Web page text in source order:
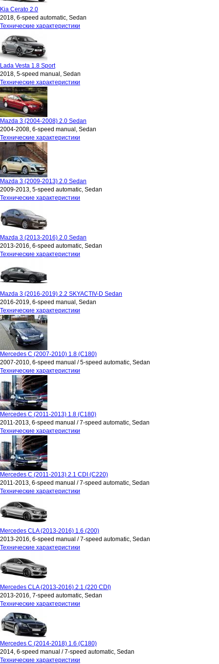
Kia Cerato 2.0
2018, 6-speed automatic, Sedan
Технические характеристики
Lada Vesta 1.8 Sport
2018, 5-speed manual, Sedan
Технические характеристики
Mazda 3 (2004-2008) 2.0 Sedan
2004-2008, 6-speed manual, Sedan
Технические характеристики
Mazda 3 (2009-2013) 2.0 Sedan
2009-2013, 5-speed automatic, Sedan
Технические характеристики
Mazda 3 (2013-2016) 2.0 Sedan
2013-2016, 6-speed automatic, Sedan
Технические характеристики
Mazda 3 (2016-2019) 2.2 SKYACTIV-D Sedan
2016-2019, 6-speed manual, Sedan
Технические характеристики
Mercedes C (2007-2010) 1.8 (C180)
2007-2010, 6-speed manual / 5-speed automatic, Sedan
Технические характеристики
Mercedes C (2011-2013) 1.8 (C180)
2011-2013, 6-speed manual / 7-speed automatic, Sedan
Технические характеристики
Mercedes C (2011-2013) 2.1 CDI (C220)
2011-2013, 6-speed manual / 7-speed automatic, Sedan
Технические характеристики
Mercedes CLA (2013-2016) 1.6 (200)
2013-2016, 6-speed manual / 7-speed automatic, Sedan
Технические характеристики
Mercedes CLA (2013-2016) 2.1 (220 CDI)
2013-2016, 7-speed automatic, Sedan
Технические характеристики
Mercedes C (2014-2018) 1.6 (C180)
2014, 6-speed manual / 7-speed automatic, Sedan
Технические характеристики